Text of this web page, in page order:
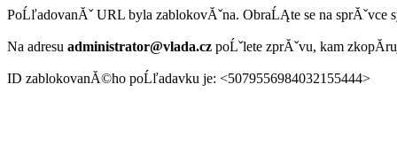
PoĹľadovanĂˇ URL byla zablokovĂˇna. ObraĹĄte se na sprĂˇvce
Na adresu administrator@vlada.cz poĹˇlete zprĂˇvu, kam
ID zablokovanĂ©ho poĹľadavku je: <5079556984032155444>